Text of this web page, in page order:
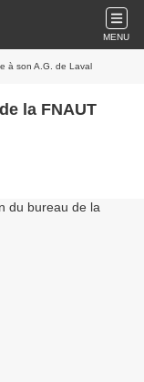
MENU
à son A.G. de Laval
la FNAUT